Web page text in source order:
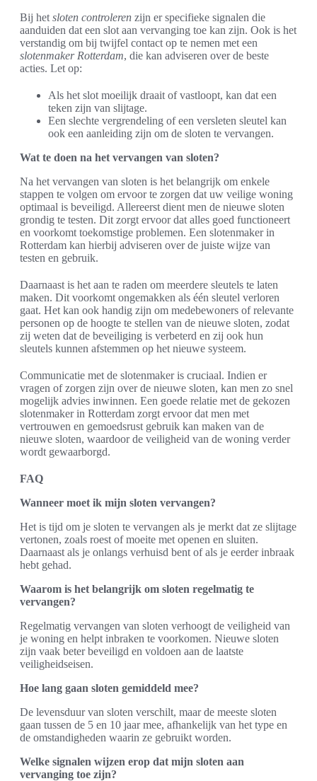
Bij het sloten controleren zijn er specifieke signalen die
aanduiden dat een slot aan vervanging toe kan zijn. Ook is het
verstandig om bij twijfel contact op te nemen met een
slotenmaker Rotterdam, die kan adviseren over de beste
acties. Let op:
Als het slot moeilijk draait of vastloopt, kan dat een
teken zijn van slijtage.
Een slechte vergrendeling of een versleten sleutel kan
ook een aanleiding zijn om de sloten te vervangen.
Wat te doen na het vervangen van sloten?
Na het vervangen van sloten is het belangrijk om enkele
stappen te volgen om ervoor te zorgen dat uw veilige woning
optimaal is beveiligd. Allereerst dient men de nieuwe sloten
grondig te testen. Dit zorgt ervoor dat alles goed functioneert
en voorkomt toekomstige problemen. Een slotenmaker in
Rotterdam kan hierbij adviseren over de juiste wijze van
testen en gebruik.
Daarnaast is het aan te raden om meerdere sleutels te laten
maken. Dit voorkomt ongemakken als één sleutel verloren
gaat. Het kan ook handig zijn om medebewoners of relevante
personen op de hoogte te stellen van de nieuwe sloten, zodat
zij weten dat de beveiliging is verbeterd en zij ook hun
sleutels kunnen afstemmen op het nieuwe systeem.
Communicatie met de slotenmaker is cruciaal. Indien er
vragen of zorgen zijn over de nieuwe sloten, kan men zo snel
mogelijk advies inwinnen. Een goede relatie met de gekozen
slotenmaker in Rotterdam zorgt ervoor dat men met
vertrouwen en gemoedsrust gebruik kan maken van de
nieuwe sloten, waardoor de veiligheid van de woning verder
wordt gewaarborgd.
FAQ
Wanneer moet ik mijn sloten vervangen?
Het is tijd om je sloten te vervangen als je merkt dat ze slijtage
vertonen, zoals roest of moeite met openen en sluiten.
Daarnaast als je onlangs verhuisd bent of als je eerder inbraak
hebt gehad.
Waarom is het belangrijk om sloten regelmatig te
vervangen?
Regelmatig vervangen van sloten verhoogt de veiligheid van
je woning en helpt inbraken te voorkomen. Nieuwe sloten
zijn vaak beter beveiligd en voldoen aan de laatste
veiligheidseisen.
Hoe lang gaan sloten gemiddeld mee?
De levensduur van sloten verschilt, maar de meeste sloten
gaan tussen de 5 en 10 jaar mee, afhankelijk van het type en
de omstandigheden waarin ze gebruikt worden.
Welke signalen wijzen erop dat mijn sloten aan
vervanging toe zijn?